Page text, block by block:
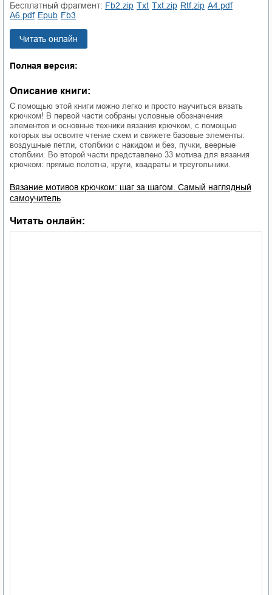
Бесплатный фрагмент:
fb2.zip txt txt.zip rtf.zip
a4.pdf
a6.pdf
epub fb3
Читать онлайн
Полная версия:
Описание книги:
С помощью этой книги можно легко и просто научиться вязать
крючком! В первой части собраны условные обозначения
элементов и основные техники вязания крючком, с помощью
которых вы освоите чтение схем и свяжете базовые элементы:
воздушные петли, столбики с накидом и без, пучки, веерные
столбики. Во второй части представлено 33 мотива для вязания
крючком: прямые полотна, круги, квадраты и треугольники.
Вязание мотивов крючком: шаг за шагом. Самый наглядный
самоучитель
Читать онлайн: